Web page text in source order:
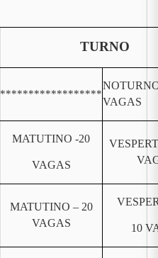
TURNO
******************
VAGAS
MATUTINO -20
VAGAS
MATUTINO – 20
VAGAS
10